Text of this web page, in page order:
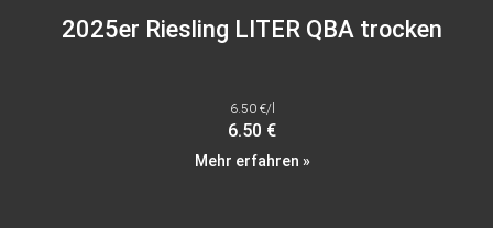
2025er Riesling LITER QBA trocken
6.50 €/l
6.50 €
Mehr erfahren »